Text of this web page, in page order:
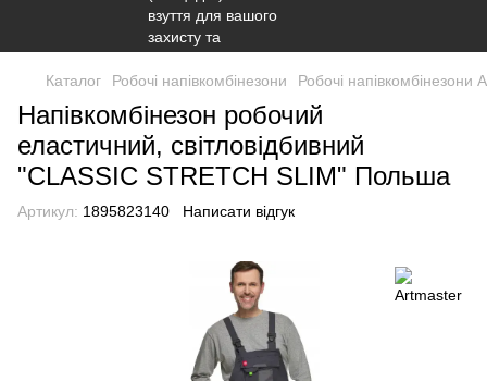
Каталог Робочі напівкомбінезони Робочі напівкомбінезони
Напівкомбінезон робочий
еластичний, світловідбивний
"CLASSIC STRETCH SLIM" Польша
Артикул: 1895823140 Написати відгук